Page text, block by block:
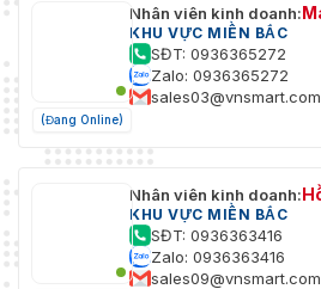
(Đang Online)
Nhân viên kinh doanh:
KHU VỰC MIỀN BẮC
SĐT: 0936365272
Zalo: 0936365272
Nhân viên kinh doanh:
KHU VỰC MIỀN BẮC
SĐT: 0936363416
Zalo: 0936363416